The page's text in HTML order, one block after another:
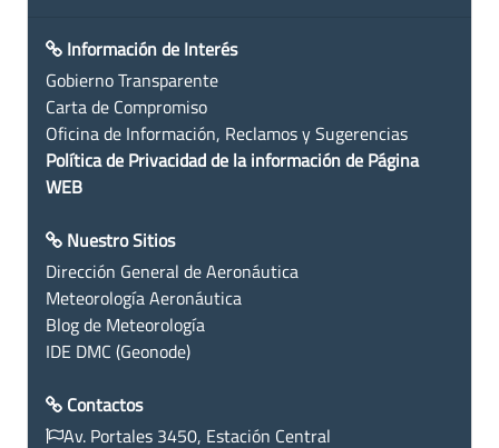
Información de Interés
Gobierno Transparente
Carta de Compromiso
Oficina de Información, Reclamos y Sugerencias
Política de Privacidad de la información de Página
WEB
Nuestro Sitios
Dirección General de Aeronáutica
Meteorología Aeronáutica
Blog de Meteorología
IDE DMC (Geonode)
Contactos
Av. Portales 3450, Estación Central